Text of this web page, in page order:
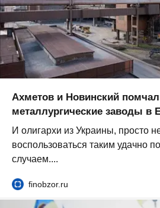
Ахметов и Новинский
металлургические заводы в
И олигархи из Украины, просто
воспользоваться таким удачно
случаем....
finobzor.ru